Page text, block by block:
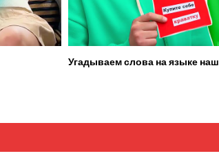
Угадываем слова на языке